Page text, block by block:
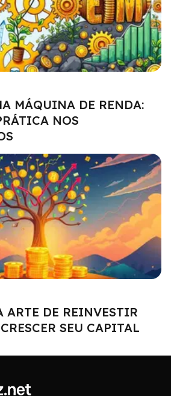
MÁQUINA DE RENDA:
NOS
ARTE DE REINVESTIR
SEU CAPITAL